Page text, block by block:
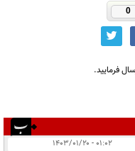
0
فرمایید.
۰۱:۰۲ - ۱۴۰۳/۰۱/۲۰